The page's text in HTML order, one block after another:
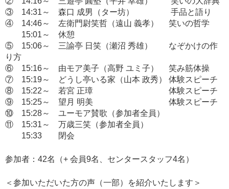
③ 14:31～ 森口 成男（ター坊） 手品と語り
④ 14:46～ 左衛門尉笑哲（遠山 義孝） 笑いの哲学
15:01～ 休憩
⑤ 15:06～ 三諭亭 日笑（瀬沼 秀雄） なぞかけの作
り方
⑥ 15:16～ 由モア美子（高野 ユミ子） 笑み筋体操
⑦ 15:19～ どうし亭いる家（山本 政秀） 体験スピーチ
⑧ 15:22～ 若宮 正璋 体験スピーチ
⑨ 15:25～ 望月 明美 体験スピーチ
⑩ 15:28～ ユーモア賛歌（参加者全員）
⑪ 15:31～ 万歳三笑（参加者全員）
15:33 閉会
参加者：42名（+ 会員9名、センタースタッフ4名）
＜参加いただいた方の声（一部）を紹介いたします＞